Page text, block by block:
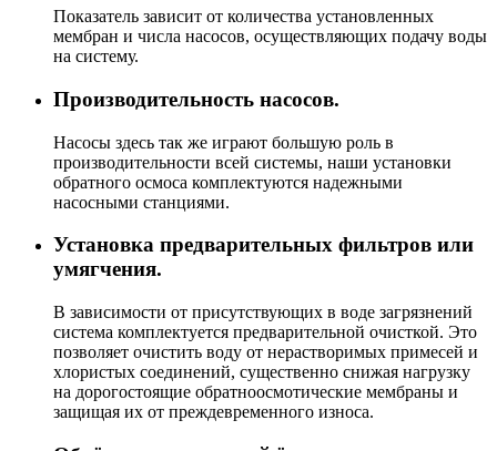
Показатель зависит от количества установленных
мембран и числа насосов, осуществляющих подачу воды
на систему.
Производительность насосов.
Насосы здесь так же играют большую роль в
производительности всей системы, наши установки
обратного осмоса комплектуются надежными
насосными станциями.
Установка предварительных фильтров или
умягчения.
В зависимости от присутствующих в воде загрязнений
система комплектуется предварительной очисткой. Это
позволяет очистить воду от нерастворимых примесей и
хлористых соединений, существенно снижая нагрузку
на дорогостоящие обратноосмотические мембраны и
защищая их от преждевременного износа.